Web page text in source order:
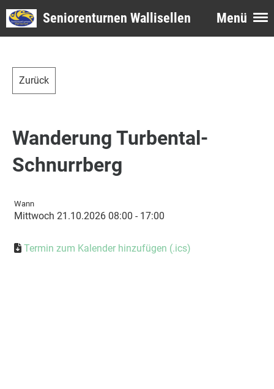
Menü
Seniorenturnen Wallisellen
Zurück
Wanderung Turbental-
Schnurrberg
Wann
Mittwoch 21.10.2026 08:00 - 17:00
Termin zum Kalender hinzufügen (.ics)